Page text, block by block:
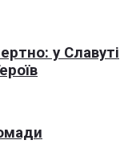
у Славуті